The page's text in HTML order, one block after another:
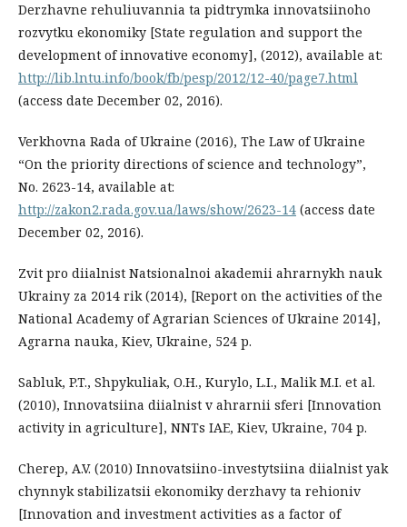
Derzhavne rehuliuvannia ta pidtrymka innovatsiinoho
rozvytku ekonomiky [State regulation and support the
development of innovative economy], (2012), available at:
http://lib.lntu.info/book/fb/pesp/2012/12-40/page7.html
(access date December 02, 2016).
Verkhovna Rada of Ukraine (2016), The Law of Ukraine
“On the priority directions of science and technology”,
No. 2623-14, available at:
http://zakon2.rada.gov.ua/laws/show/2623-14 (access date
December 02, 2016).
Zvit pro diialnist Natsionalnoi akademii ahrarnykh nauk
Ukrainy za 2014 rik (2014), [Report on the activities of the
National Academy of Agrarian Sciences of Ukraine 2014],
Agrarna nauka, Kiev, Ukraine, 524 p.
Sabluk, P.T., Shpykuliak, O.H., Kurylo, L.I., Malik M.I. et al.
(2010), Innovatsiina diialnist v ahrarnii sferi [Innovation
activity in agriculture], NNTs IAE, Kiev, Ukraine, 704 p.
Cherep, A.V. (2010) Innovatsiino-investytsiina diialnist yak
chynnyk stabilizatsii ekonomiky derzhavy ta rehioniv
[Innovation and investment activities as a factor of